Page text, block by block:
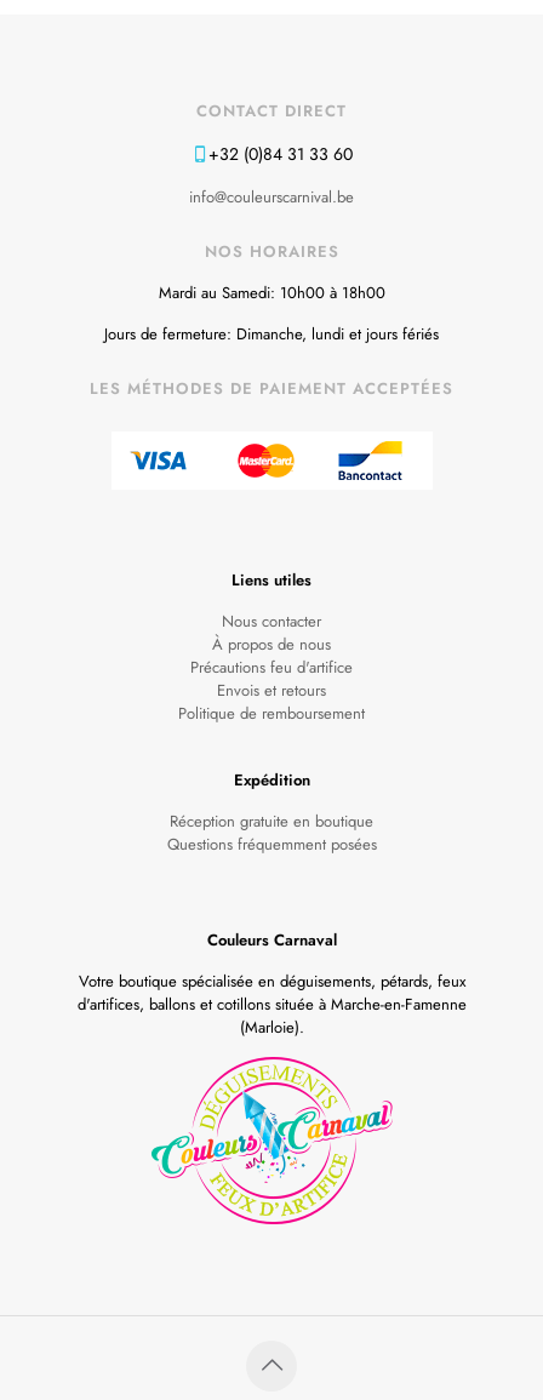
CONTACT DIRECT
+32 (0)84 31 33 60
info@couleurscarnival.be
NOS HORAIRES
Mardi au Samedi: 10h00 à 18h00
Jours de fermeture: Dimanche, lundi et jours fériés
LES MÉTHODES DE PAIEMENT ACCEPTÉES
Liens utiles
Nous contacter
À propos de nous
Précautions feu d'artifice
Envois et retours
Politique de remboursement
Expédition
Réception gratuite en boutique
Questions fréquemment posées
Couleurs Carnaval
Votre boutique spécialisée en déguisements, pétards, feux
d'artifices, ballons et cotillons située à Marche-en-Famenne
(Marloie).